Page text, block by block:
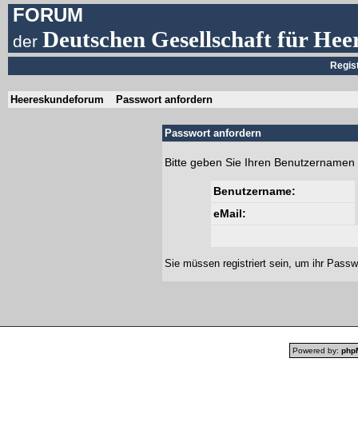
FORUM
derDeutschen Gesellschaft für
Heereskundeforum Passwort anfordern
Passwort anfordern
Bitte geben Sie Ihren
Benutzername:
eMail:
Sie müssenregistriert sein, um ihr
Powered by: